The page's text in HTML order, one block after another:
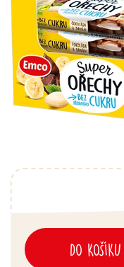
DO KOŠÍKU